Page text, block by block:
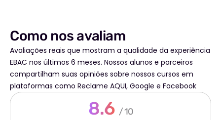
Como nos avaliam
Avaliações reais que mostram a qualidade da experiência
EBAC nos últimos 6 meses. Nossos alunos e parceiros
compartilham suas opiniões sobre nossos cursos em
plataformas como Reclame AQUI, Google e Facebook
8.6 / 10